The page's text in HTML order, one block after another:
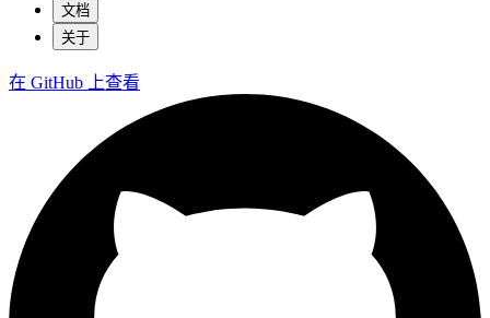
文档
关于
在 GitHub 上查看